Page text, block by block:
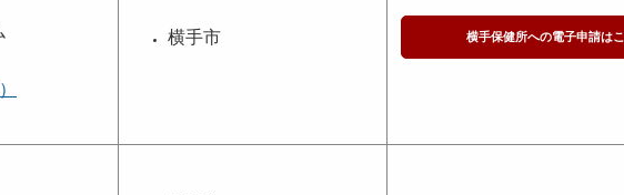
横手市 横手保健所への電子申請は